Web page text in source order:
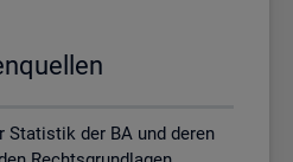
Statistik der BA und deren